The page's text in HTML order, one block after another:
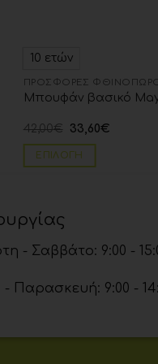
10 ετών
ΠΡΟΣΦΟΡΈΣ
Μπουφάν βασικό
42,00€ 33,60€
ΕΠΙΛΟΓΉ
- Σαββάτο: 9:00 -
Παρασκευή: 9:00 -